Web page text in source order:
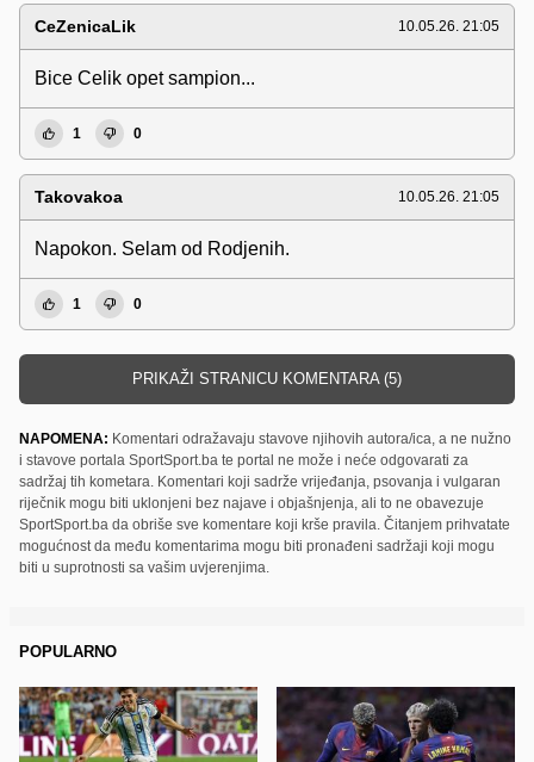
CeZenicaLik 10.05.26. 21:05
Bice Celik opet sampion...
1 0
Takovakoa 10.05.26. 21:05
Napokon. Selam od Rodjenih.
1 0
PRIKAŽI STRANICU KOMENTARA (5)
NAPOMENA: Komentari odražavaju stavove njihovih autora/ica, a ne nužno
i stavove portala SportSport.ba te portal ne može i neće odgovarati za
sadržaj tih kometara. Komentari koji sadrže vrijeđanja, psovanja i vulgaran
riječnik mogu biti uklonjeni bez najave i objašnjenja, ali to ne obavezuje
SportSport.ba da obriše sve komentare koji krše pravila. Čitanjem prihvatate
mogućnost da među komentarima mogu biti pronađeni sadržaji koji mogu
biti u suprotnosti sa vašim uvjerenjima.
POPULARNO